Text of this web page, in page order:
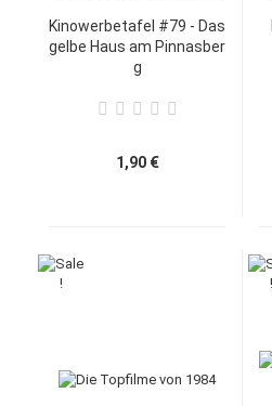
Kinowerbetafel #79 - Das
gelbe Haus am Pinnasber
g
1,90 €